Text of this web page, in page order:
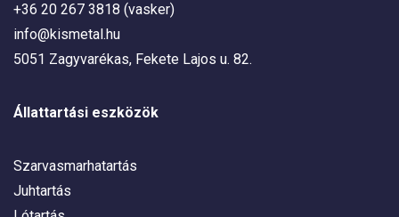
+36 20 267 3818 (vasker)
info@kismetal.hu
5051 Zagyvarékas, Fekete Lajos u. 82.
Állattartási eszközök
Szarvasmarhatartás
Juhtartás